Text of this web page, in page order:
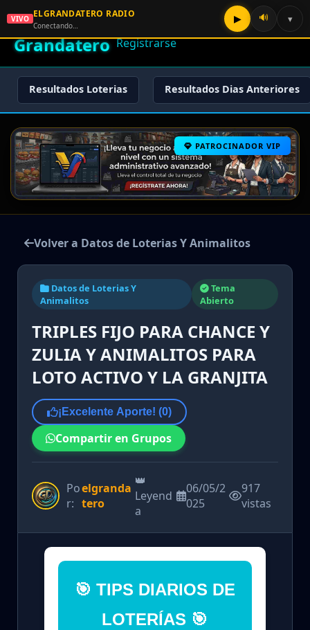
🌟 El
Grandatero
🔑 Iniciar Sesión
📝
Registrarse
Resultados Loterias Resultados Dias Anteriores
PATROCINADOR VIP
Volver a Datos de Loterias Y Animalitos
Datos de Loterias Y
Animalitos
Tema
Abierto
TRIPLES FIJO PARA CHANCE Y
ZULIA Y ANIMALITOS PARA
LOTO ACTIVO Y LA GRANJITA
¡Excelente Aporte! (0)
Compartir en Grupos
Po
r:
elgranda
tero
👑
Leyend
a
06/05/2
025
917
vistas
🎯 TIPS DIARIOS DE
LOTERÍAS 🎯
VIVO ELGRANDATERO RADIO
Conectando…
▶ 🔊 ▾